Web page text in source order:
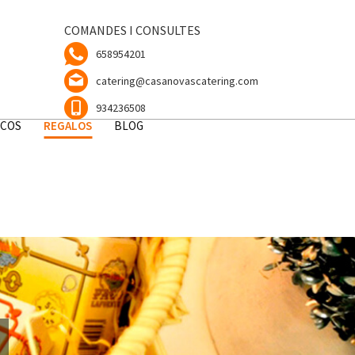
COMANDES I CONSULTES
658954201
catering@casanovascatering.com
934236508
REGALOS BLOG